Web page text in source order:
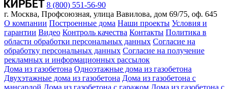
8 (800) 551-56-90
г. Москва, Профсоюзная, улица Вавилова, дом 69/75, оф. 645
О компании Построенные дома Наши проекты Условия и
гарантии Видео Контроль качества Контакты Политика в
области обработки персональных данных Согласие на
обработку персональных данных Согласие на получение
рекламных и информационных рассылок
Дома из газобетона Одноэтажные дома из газобетона
Двухэтажные дома из газобетона Дома из газобетона с
мансардой Дома из газобетона с гаражом Дома из газобетона с